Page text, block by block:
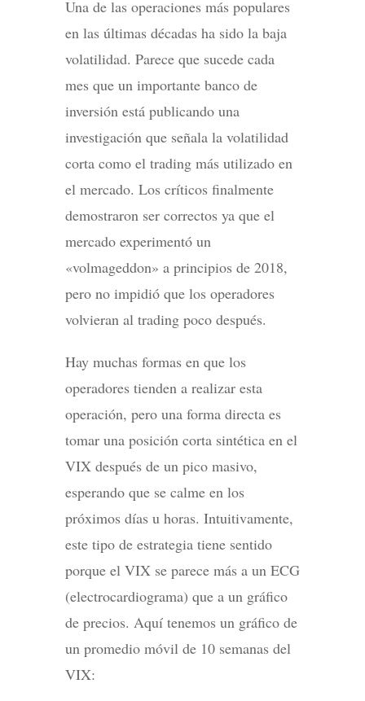
Una de las operaciones más populares
en las últimas décadas ha sido la baja
volatilidad. Parece que sucede cada
mes que un importante banco de
inversión está publicando una
investigación que señala la volatilidad
corta como el trading más utilizado en
el mercado. Los críticos finalmente
demostraron ser correctos ya que el
mercado experimentó un
«volmageddon» a principios de 2018,
pero no impidió que los operadores
volvieran al trading poco después.
Hay muchas formas en que los
operadores tienden a realizar esta
operación, pero una forma directa es
tomar una posición corta sintética en el
VIX después de un pico masivo,
esperando que se calme en los
próximos días u horas. Intuitivamente,
este tipo de estrategia tiene sentido
porque el VIX se parece más a un ECG
(electrocardiograma) que a un gráfico
de precios. Aquí tenemos un gráfico de
un promedio móvil de 10 semanas del
VIX: